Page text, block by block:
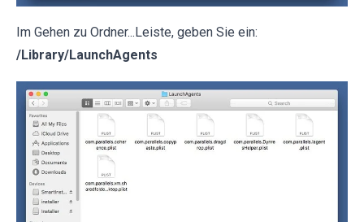
Im Gehen zu Ordner...Leiste, geben Sie ein:
/Library/LaunchAgents